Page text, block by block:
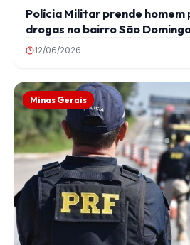
Polícia Militar prende
drogas no bairro São
12/06/2026
Minas Gerais